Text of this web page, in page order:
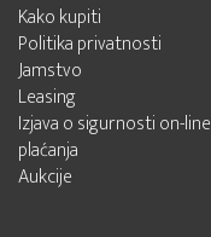
Kako kupiti
Politika privatnosti
Jamstvo
Leasing
Izjava o sigurnosti on-line
plaćanja
Aukcije